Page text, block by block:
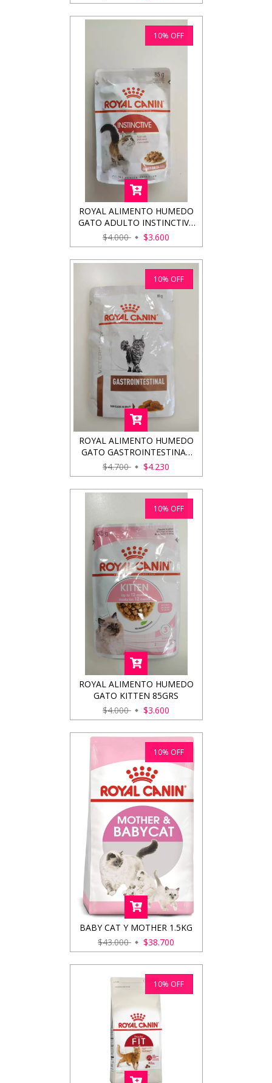
10% OFF
ROYAL ALIMENTO HUMEDO
GATO ADULTO INSTINCTIVE
85GRS
$4.000 $3.600
10% OFF
ROYAL ALIMENTO HUMEDO
GATO GASTROINTESTINAL
85GRS
$4.700 $4.230
10% OFF
ROYAL ALIMENTO HUMEDO
GATO KITTEN 85GRS
$4.000
$3.600
10% OFF
BABY CAT Y MOTHER 1.5KG
$43.000
$38.700
10% OFF